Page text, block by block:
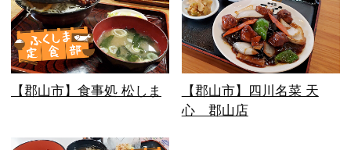
【郡山市】食事処 松しま
【郡山市】四川名菜 天
心 郡山店